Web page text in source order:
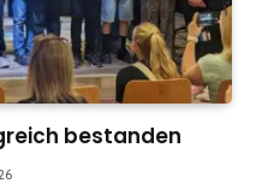
bestanden